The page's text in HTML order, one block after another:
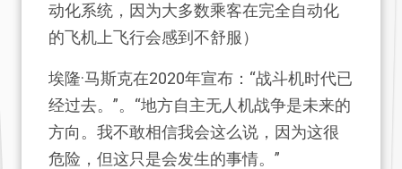
动化系统，因为大多数乘客在完全自动化
的飞机上飞行会感到不舒服）
埃隆·马斯克在2020年宣布：“战斗机时代已
经过去。”。“地方自主无人机战争是未来的
方向。我不敢相信我会这么说，因为这很
危险，但这只是会发生的事情。”